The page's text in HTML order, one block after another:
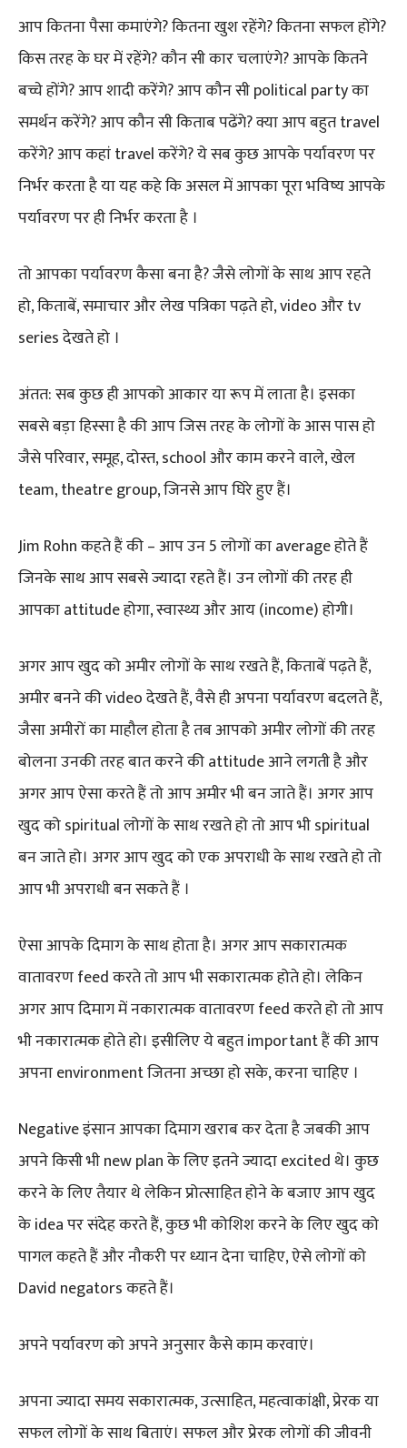
आप कितना पैसा कमाएंगे? कितना खुश रहेंगे? कितना सफल होंगे?
किस तरह के घर में रहेंगे? कौन सी कार चलाएंगे? आपके कितने
बच्चे होंगे? आप शादी करेंगे? आप कौन सी political party का
समर्थन करेंगे? आप कौन सी किताब पढेंगे? क्या आप बहुत travel
करेंगे? आप कहां travel करेंगे? ये सब कुछ आपके पर्यावरण पर
निर्भर करता है या यह कहे कि असल में आपका पूरा भविष्य आपके
पर्यावरण पर ही निर्भर करता है ।
तो आपका पर्यावरण कैसा बना है? जैसे लोगों के साथ आप रहते
हो, किताबें, समाचार और लेख पत्रिका पढ़ते हो, video और tv
series देखते हो ।
अंतत: सब कुछ ही आपको आकार या रूप में लाता है। इसका
सबसे बड़ा हिस्सा है की आप जिस तरह के लोगों के आस पास हो
जैसे परिवार, समूह, दोस्त, school और काम करने वाले, खेल
team, theatre group, जिनसे आप घिरे हुए हैं।
Jim Rohn कहते हैं की – आप उन 5 लोगों का average होते हैं
जिनके साथ आप सबसे ज्यादा रहते हैं। उन लोगों की तरह ही
आपका attitude होगा, स्वास्थ्य और आय (income) होगी।
अगर आप खुद को अमीर लोगों के साथ रखते हैं, किताबें पढ़ते हैं,
अमीर बनने की video देखते हैं, वैसे ही अपना पर्यावरण बदलते हैं,
जैसा अमीरों का माहौल होता है तब आपको अमीर लोगों की तरह
बोलना उनकी तरह बात करने की attitude आने लगती है और
अगर आप ऐसा करते हैं तो आप अमीर भी बन जाते हैं। अगर आप
खुद को spiritual लोगों के साथ रखते हो तो आप भी spiritual
बन जाते हो। अगर आप खुद को एक अपराधी के साथ रखते हो तो
आप भी अपराधी बन सकते हैं ।
ऐसा आपके दिमाग के साथ होता है। अगर आप सकारात्मक
वातावरण feed करते तो आप भी सकारात्मक होते हो। लेकिन
अगर आप दिमाग में नकारात्मक वातावरण feed करते हो तो आप
भी नकारात्मक होते हो। इसीलिए ये बहुत important हैं की आप
अपना environment जितना अच्छा हो सके, करना चाहिए ।
Negative इंसान आपका दिमाग खराब कर देता है जबकी आप
अपने किसी भी new plan के लिए इतने ज्यादा excited थे। कुछ
करने के लिए तैयार थे लेकिन प्रोत्साहित होने के बजाए आप खुद
के idea पर संदेह करते हैं, कुछ भी कोशिश करने के लिए खुद को
पागल कहते हैं और नौकरी पर ध्यान देना चाहिए, ऐसे लोगों को
David negators कहते हैं।
अपने पर्यावरण को अपने अनुसार कैसे काम करवाएं।
अपना ज्यादा समय सकारात्मक, उत्साहित, महत्वाकांक्षी, प्रेरक या
सफल लोगों के साथ बिताएं। सफल और प्रेरक लोगों की जीवनी